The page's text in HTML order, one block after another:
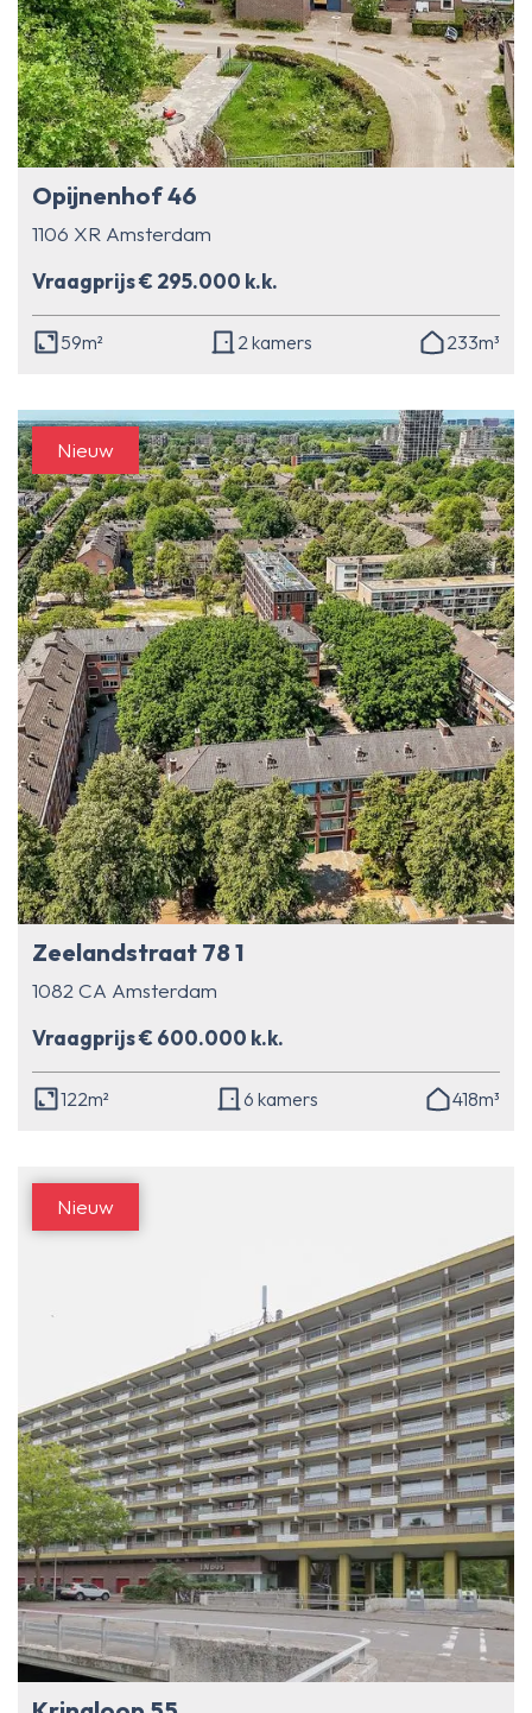
Opijnenhof 46
1106 XR Amsterdam
Vraagprijs € 295.000 k.k.
59m² 2 kamers 233m³
Nieuw
Zeelandstraat 78 1
1082 CA Amsterdam
Vraagprijs € 600.000 k.k.
122m² 6 kamers 418m³
Nieuw